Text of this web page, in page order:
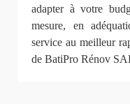
adapter à votre
mesure, en
service au meilleur
de BatiPro Rénov